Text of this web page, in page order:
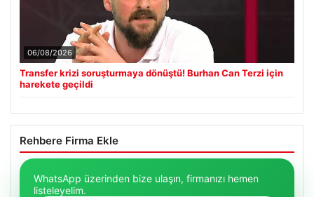
06/08/2026
Transfer krizi soruşturmaya dönüştü! Burhan Can Terzi için
harekete geçildi
Rehbere Firma Ekle
WhatsApp üzerinden bize ulaşın, firmanızı hemen
listeleyelim.